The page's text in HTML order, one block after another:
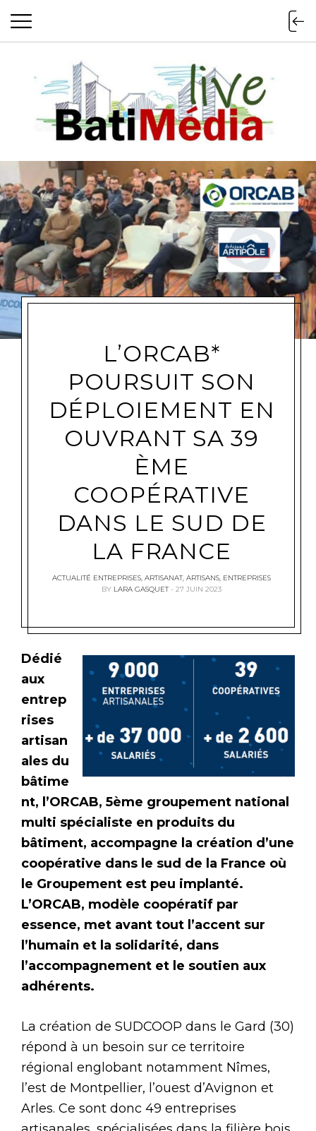
Batimedialive
L’ORCAB*
POURSUIT SON
DÉPLOIEMENT EN
OUVRANT SA 39
ÈME
COOPÉRATIVE
DANS LE SUD DE
LA FRANCE
ACTUALITÉ ENTREPRISES, ARTISANAT, ARTISANS, ENTREPRISES
BY LARA GASQUET 27 JUIN 2023
Dédié
aux
entrep
rises
artisan
ales du
bâtime
nt, l’ORCAB, 5ème groupement national
multi spécialiste en produits du
bâtiment, accompagne la création d’une
coopérative dans le sud de la France où
le Groupement est peu implanté.
L’ORCAB, modèle coopératif par
essence, met avant tout l’accent sur
l’humain et la solidarité, dans
l’accompagnement et le soutien aux
adhérents.
La création de SUDCOOP dans le Gard (30)
répond à un besoin sur ce territoire
régional englobant notamment Nîmes,
l’est de Montpellier, l’ouest d’Avignon et
Arles. Ce sont donc 49 entreprises